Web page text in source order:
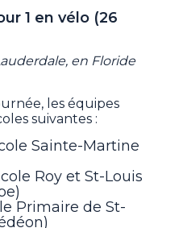
1 en vélo (26
en Floride
les équipes
suivantes :
Sainte-Martine
Roy et St-Louis
Primaire de St-